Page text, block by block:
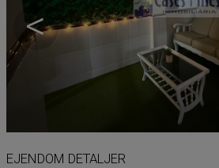
<
EJENDOM DETALJER